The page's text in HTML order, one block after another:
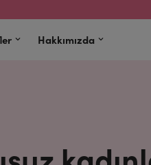
Hakkımızda